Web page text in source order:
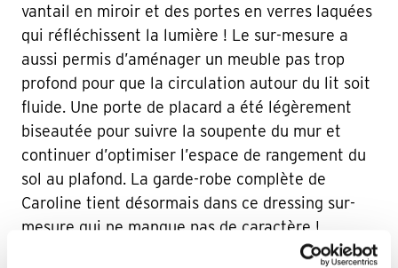
vantail en miroir et des portes en verres laquées
qui réfléchissent la lumière ! Le sur-mesure a
aussi permis d’aménager un meuble pas trop
profond pour que la circulation autour du lit soit
fluide. Une porte de placard a été légèrement
biseautée pour suivre la soupente du mur et
continuer d’optimiser l’espace de rangement du
sol au plafond. La garde-robe complète de
Caroline tient désormais dans ce dressing sur-
mesure qui ne manque pas de caractère !
L’aménagement intérieur du meuble comprend